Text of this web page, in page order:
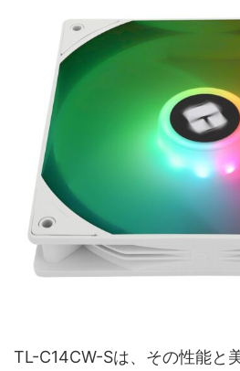
TL-C14CW-Sは、その性能と